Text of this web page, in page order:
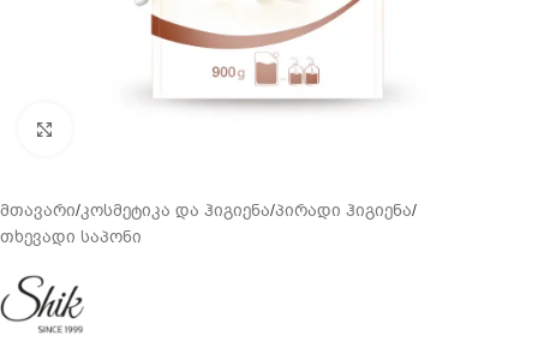
მთავარი/კოსმეტიკა და ჰიგიენა/პირადი ჰიგიენა/
თხევადი საპონი